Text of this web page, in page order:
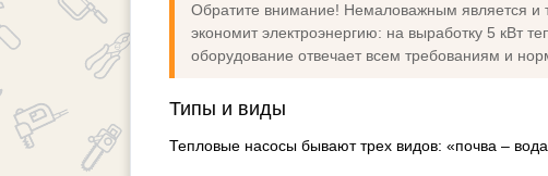
Обратите внимание! Немаловажным является и
экономит электроэнергию: на выработку 5 кВт
оборудование отвечает всем требованиям и
Типы и виды
Тепловые насосы бывают трех видов: «почва –